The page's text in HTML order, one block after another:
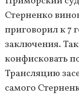
Стерненко
приговорил к 7
заключения.
конфисковать
Трансляцию
самого